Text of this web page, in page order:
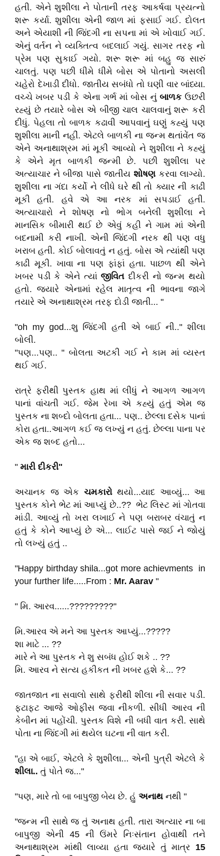
હતી. એને શુશીલા ને પોતાની તરફ આકર્ષવા પ્રયત્નો
શરૂ કર્યા. શુશીલા એની જાળ માં ફસાઈ ગઈ. દોલત
અને એયાશી ની જિંદગી ના સપના માં એ ખોવાઈ ગઈ.
એનું વર્તન ને વ્યક્તિત્વ બદલાઈ ગયું. સાગર તરફ નો
પ્રેમ પણ સુકાઈ ગયો. શરૂ શરૂ માં બહુ જ સારું
ચાલતું. પણ પછી ધીમે ધીમે બોસ એ પોતાનો અસલી
ચહેરો દેખાડી દીધો. જાતીય સબંધો તો ઘણી વાર બાંધ્યા.
વચ્ચે ખબર પડી કે એના ગર્ભ માં બોસ નું બાળક ઉછરી
રહ્યું છે તયારે બોસ એ બીજી ચાલ ચાલવાનું શરૂ કરી
દીધું. પેહલા તો બાળક કઢાવી આપવાનું ઘણું કહ્યું પણ
શુશીલા માની નહીં. એટલે બાળકી ના જન્મ થતાંવેંત જ
એને અનાથાશ્રમ માં મૂકી આવ્યો ને શુશીલા ને કહ્યું
કે એને મૃત બાળકી જન્મી છે. પછી શુશીલા પર
અત્યાચાર ને બીજા પાસે જાતીય શોષણ કરવા લાગ્યો.
શુશીલા ના ગંદા કર્યો ને લીધે ઘરે થી તો ક્યાર ની કાઢી
મૂકી હતી. હવે એ આ નરક માં સપડાઈ હતી.
અત્યાચારો ને શોષણ નો ભોગ બનેલી શુશીલા ને
માનસિક બીમારી થઈ છે એવું કહી ને ગામ માં એની
બદનામી કરી નાખી. એની જિંદગી નરક થી પણ વધુ
ખરાબ હતી. કોઈ બોલાવતું ન હતું. બોસ એ ત્યાંથી પણ
કાઢી મૂકી. ખાવા ના પણ ફાંફાં હતા. પાછળ થી એને
ખબર પડી કે એને ત્યાંજીવિત દીકરી નો જન્મ થયો
હતો. જયારે એનામાં રહેલ માતૃત્વ ની ભાવના જાગે
તયારે એ અનાથાશ્રમ તરફ દોડી જાતી... "
"oh my god...શુ જિંદગી હતી એ બાઈ ની.." શીલા
બોલી.
"પણ...પણ.. " બોલતા અટકી ગઈ ને કામ માં વ્યસ્ત
થઈ ગઈ.
રાત્રે ફરીથી પુસ્તક હાથ માં લીધું ને આગળ આગળ
પાનાં વાંચતી ગઈ. જેમ રેખા એ કહ્યું હતું એમ જ
પુસ્તક ના શબ્દો બોલતા હતા... પણ.. છેલ્લા દસેક પાનાં
કોરા હતા..આગળ કઈ જ લખ્યું ન હતું. છેલ્લા પાના પર
એક જ શબ્દ હતો...
" મારી દીકરી"
અચાનક જ એક ચમકારોથયો...યાદ આવ્યું... આ
પુસ્તક કોને ભેટ માં આપ્યું છે..?? ભેટ લિસ્ટ માં ગોતવા
માંડી. આવ્યું તો ખરા લખાઈ ને પણ બરાબર વંચાતું ન
હતું કે કોને આપ્યું છે એ... લાઈટ પાસે જઈ ને જોયું
તો લખ્યું હતું ..
"Happy birthday shila...got more achievments in
your further life.....From : Mr. Aarav "
" મિ. આરવ......?????????"
મિ.આરવ એ મને આ પુસ્તક આપ્યું...?????
શા માટે ... ??
મારે ને આ પુસ્તક ને શુ સબંધ હોઈ શકે .. ??
મિ. આરવ ને સત્ય હકીકત ની ખબર હશે કે... ??
જાતજાત ના સવાલો સાથે ફરીથી શીલા ની સવાર પડી.
ફટાફટ આજે ઓફીસ જવા નીકળી. સીધી આરવ ની
કેબીન માં પહોંચી. પુસ્તક વિશે ની બધી વાત કરી. સાથે
પોતા ના જિંદગી માં થયેલ ઘટના ની વાત કરી.
"હા એ બાઈ, એટલે કે શુશીલા... એની પુત્રી એટલે કે
શીલા.. તું પોતે જ..."
"પણ, મારે તો બા બાપુજી બેય છે. હું અનાથ નથી "
"જન્મ ની સાથે જ તું અનાથ હતી. તારા અત્યાર ના બા
બાપુજી એની 45 ની ઉંમરે નિઃસંતાન હોવાથી તને
અનાથાશ્રમ માંથી લાવ્યા હતા જયારે તું માત્ર 15